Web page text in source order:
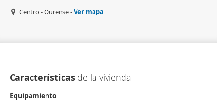
Centro - Ourense -Ver mapa
Características de la vivienda
Equipamiento